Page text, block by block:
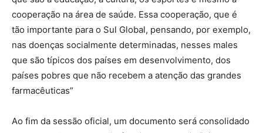
cooperação na área de saúde. Essa cooperação, que é
tão importante para o Sul Global, pensando, por exemplo,
nas doenças socialmente determinadas, nesses males
que são típicos dos países em desenvolvimento, dos
países pobres que não recebem a atenção das grandes
farmacêuticas”
Ao fim da sessão oficial, um documento será consolidado